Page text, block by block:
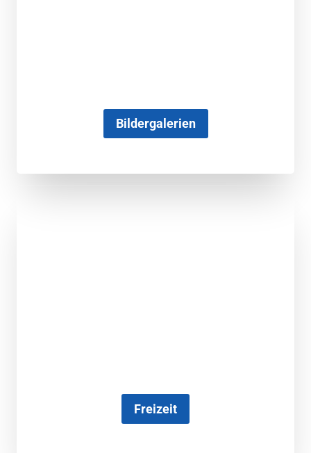
Bildergalerien
Freizeit